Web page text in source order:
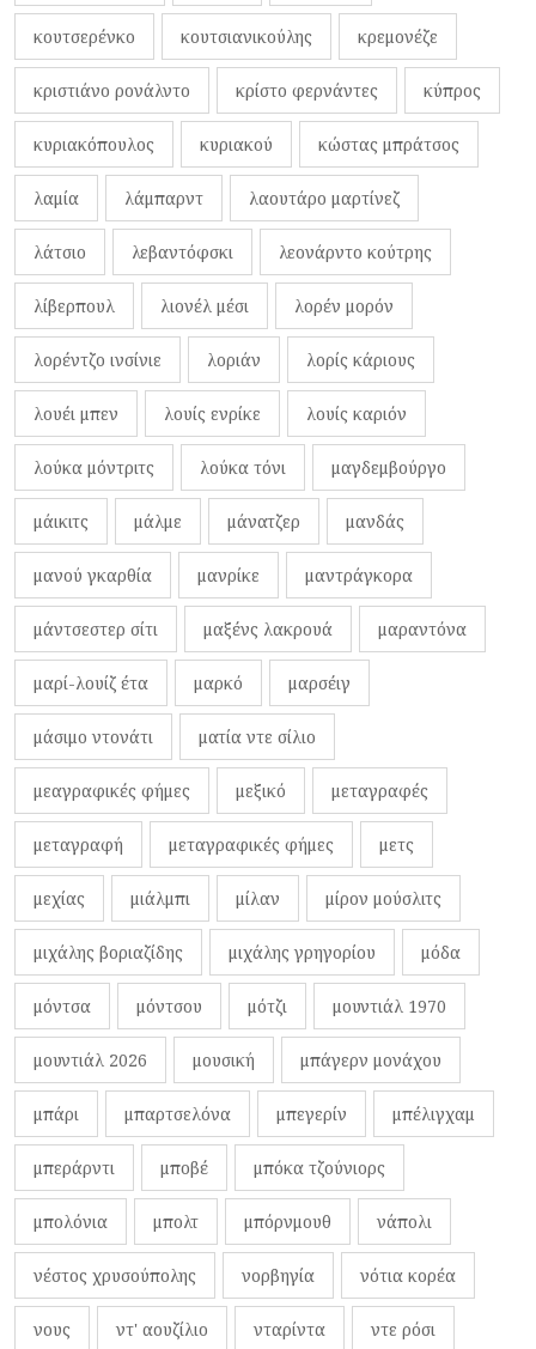
κουτσερένκο κουτσιανικούλης κρεμονέζε
κριστιάνο ρονάλντο κρίστο φερνάντες κύπρος
κυριακόπουλος κυριακού κώστας μπράτσος
λαμία λάμπαρντ λαουτάρο μαρτίνεζ
λάτσιο λεβαντόφσκι λεονάρντο κούτρης
λίβερπουλ λιονέλ μέσι λορέν μορόν
λορέντζο ινσίνιε λοριάν λορίς κάριους
λουέι μπεν λουίς ενρίκε λουίς καριόν
λούκα μόντριτς λούκα τόνι μαγδεμβούργο
μάικιτς μάλμε μάνατζερ μανδάς
μανού γκαρθία μανρίκε μαντράγκορα
μάντσεστερ σίτι μαξένς λακρουά μαραντόνα
μαρί-λουίζ έτα μαρκό μαρσέιγ
μάσιμο ντονάτι ματία ντε σίλιο
μεαγραφικές φήμες μεξικό μεταγραφές
μεταγραφή μεταγραφικές φήμες μετς
μεχίας μιάλμπι μίλαν μίρον μούσλιτς
μιχάλης βοριαζίδης μιχάλης γρηγορίου μόδα
μόντσα μόντσου μότζι μουντιάλ 1970
μουντιάλ 2026 μουσική μπάγερν μονάχου
μπάρι μπαρτσελόνα μπεγερίν μπέλιγχαμ
μπεράρντι μποβέ μπόκα τζούνιορς
μπολόνια μπολτ μπόρνμουθ νάπολι
νέστος χρυσούπολης νορβηγία νότια κορέα
νους ντ' αουζίλιο νταρίντα ντε ρόσι